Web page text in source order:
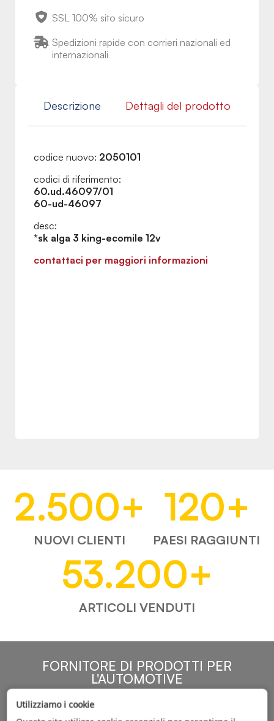
SSL 100% sito sicuro
Spedizioni rapide con corrieri nazionali ed
internazionali
Descrizione Dettagli del prodotto
codice nuovo: 2050101
codici di riferimento:
60.ud.46097/01
60-ud-46097
desc:
*sk alga 3 king-ecomile 12v
contattaci per maggiori informazioni
2.500+
NUOVI CLIENTI
120+
PAESI RAGGIUNTI
53.200+
ARTICOLI VENDUTI
FORNITORE DI PRODOTTI PER
L'AUTOMOTIVE
Utilizziamo i cookie